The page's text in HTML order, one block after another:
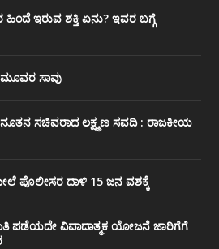
ಇರುವ ಶಕ್ತಿ ಏನು? ಇವರ ಬಗ್ಗೆ
ಮೂವರ ಸಾವು
ಸಚಿವರಾದ ಲಕ್ಷ್ಮಣ ಸವದಿ : ರಾಜಕೀಯ
ಪೊಲೀಸರ ದಾಳಿ 15 ಜನ ವಶಕ್ಕೆ
ಪಡೆಯದೇ ವಿವಾದಾತ್ಮಕ ಯೋಜನೆ ಜಾರಿಗೆಗೆ